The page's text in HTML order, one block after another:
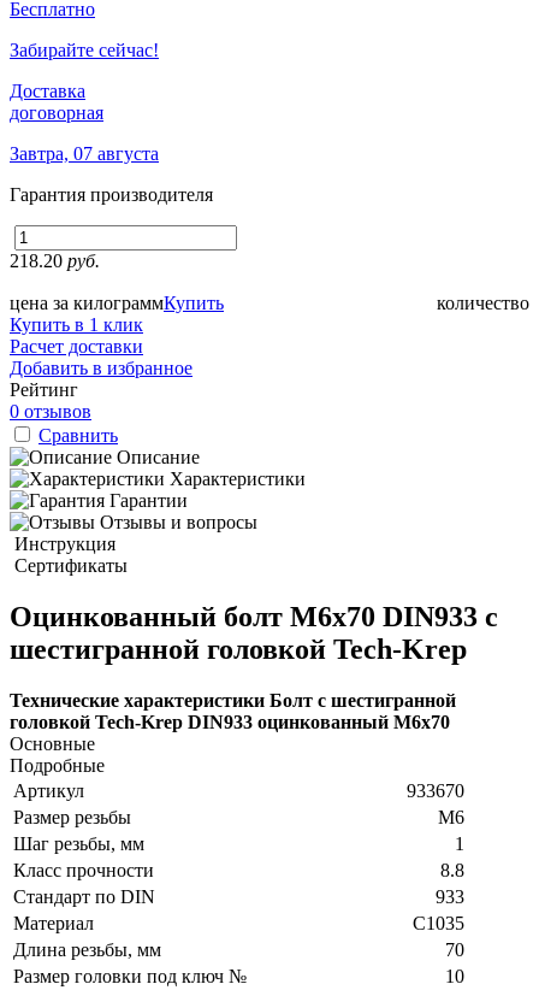
Бесплатно
Забирайте сейчас!
Доставка
договорная
Завтра, 07 августа
Гарантия производителя
218.20 руб.
цена за килограмм количество
Купить
Купить в 1 клик
Расчет доставки
Добавить в избранное
Рейтинг
0 отзывов
Сравнить
Описание
Характеристики
Гарантии
Отзывы и вопросы
Инструкция
Сертификаты
Оцинкованный болт М6х70 DIN933 с
шестигранной головкой Tech-Krep
Технические характеристики Болт с шестигранной
головкой Tech-Krep DIN933 оцинкованный М6х70
Основные
Подробные
Артикул
933670
Размер резьбы
М6
Шаг резьбы, мм
1
Класс прочности
8.8
Стандарт по DIN
933
Материал
C1035
Длина резьбы, мм
70
Размер головки под ключ №
10